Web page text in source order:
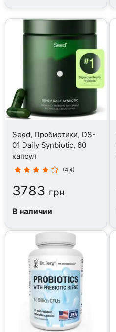
Seed, Пробиотики, DS-
01 Daily Synbiotic, 60
капсул
(4.4)
3783 грн
В наличии